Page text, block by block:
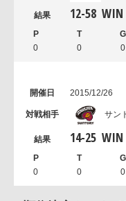
12-58 WIN
0 0 0
2015/12/26
サン
14-25 WIN
0 0 0